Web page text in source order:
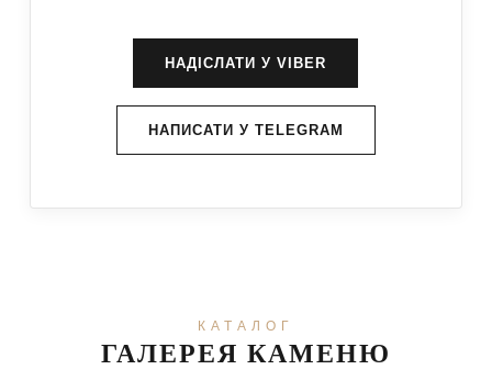
НАДІСЛАТИ У VIBER
НАПИСАТИ У TELEGRAM
КАТАЛОГ
ГАЛЕРЕЯ КАМЕНЮ